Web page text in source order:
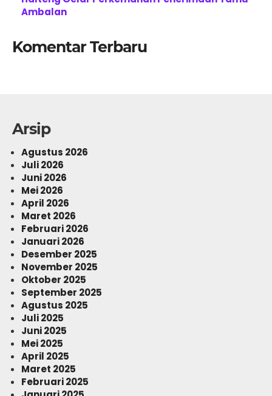
Ambalan
Komentar Terbaru
Arsip
Agustus 2026
Juli 2026
Juni 2026
Mei 2026
April 2026
Maret 2026
Februari 2026
Januari 2026
Desember 2025
November 2025
Oktober 2025
September 2025
Agustus 2025
Juli 2025
Juni 2025
Mei 2025
April 2025
Maret 2025
Februari 2025